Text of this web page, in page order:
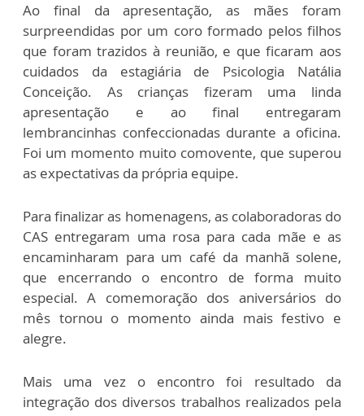
Ao final da apresentação, as mães foram
surpreendidas por um coro formado pelos filhos
que foram trazidos à reunião, e que ficaram aos
cuidados da estagiária de Psicologia Natália
Conceição. As crianças fizeram uma linda
apresentação e ao final entregaram
lembrancinhas confeccionadas durante a oficina.
Foi um momento muito comovente, que superou
as expectativas da própria equipe.
Para finalizar as homenagens, as colaboradoras do
CAS entregaram uma rosa para cada mãe e as
encaminharam para um café da manhã solene,
que encerrando o encontro de forma muito
especial. A comemoração dos aniversários do
mês tornou o momento ainda mais festivo e
alegre.
Mais uma vez o encontro foi resultado da
integração dos diversos trabalhos realizados pela